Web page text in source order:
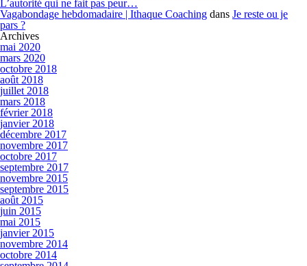
L’autorité qui ne fait pas peur…
Vagabondage hebdomadaire | Ithaque Coaching dans Je reste ou je
pars ?
Archives
mai 2020
mars 2020
octobre 2018
août 2018
juillet 2018
mars 2018
février 2018
janvier 2018
décembre 2017
novembre 2017
octobre 2017
septembre 2017
novembre 2015
septembre 2015
août 2015
juin 2015
mai 2015
janvier 2015
novembre 2014
octobre 2014